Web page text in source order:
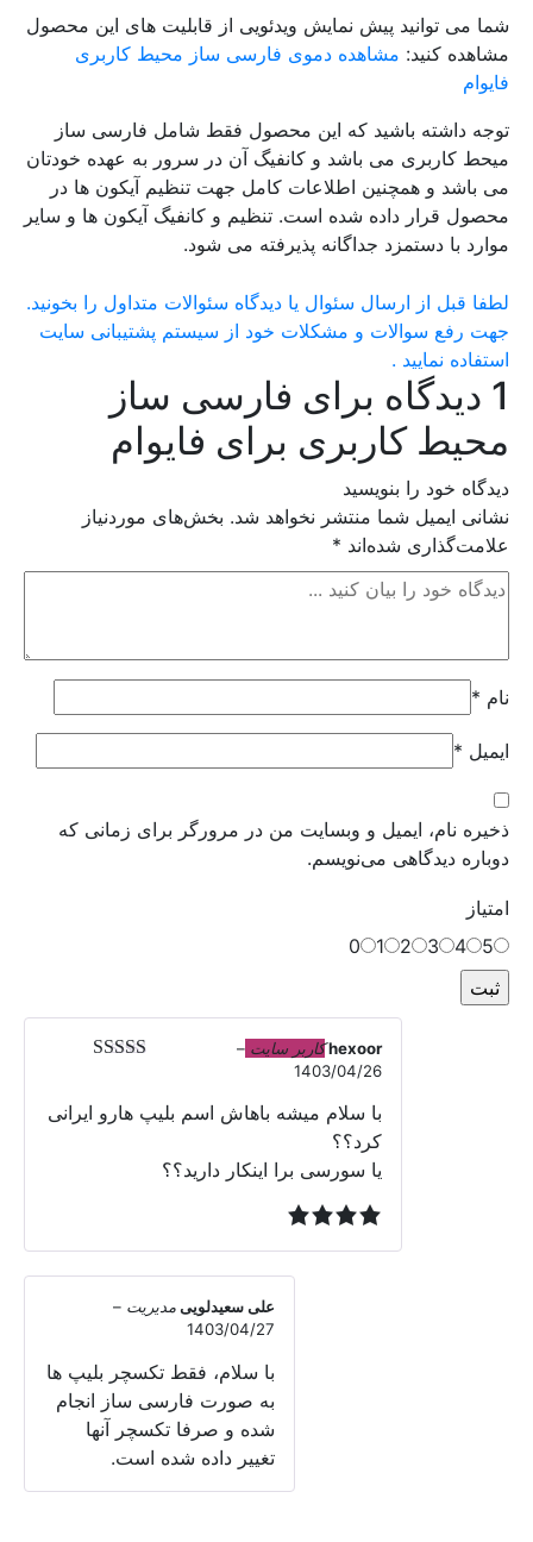
شما می توانید پیش نمایش ویدئویی از قابلیت های این محصول
مشاهده کنید: مشاهده دموی فارسی ساز محیط کاربری
فایوام
توجه داشته باشید که این محصول فقط شامل فارسی ساز
میحط کاربری می باشد و کانفیگ آن در سرور به عهده خودتان
می باشد و همچنین اطلاعات کامل جهت تنظیم آیکون ها در
محصول قرار داده شده است. تنظیم و کانفیگ آیکون ها و سایر
موارد با دستمزد جداگانه پذیرفته می شود.
لطفا قبل از ارسال سئوال یا دیدگاه سئوالات متداول را بخونید.
جهت رفع سوالات و مشکلات خود از سیستم پشتیبانی سایت
استفاده نمایید .
1 دیدگاه برای
فارسی ساز
محیط کاربری برای فایوام
دیدگاه خود را بنویسید
نشانی ایمیل شما منتشر نخواهد شد. بخش‌های موردنیاز
علامت‌گذاری شده‌اند *
نام *
ایمیل *
ذخیره نام، ایمیل و وبسایت من در مرورگر برای زمانی که
دوباره دیدگاهی می‌نویسم.
امتیاز
5
4
3
2
1
0
hexoorکاربر سایت –
1403/04/26
با سلام میشه باهاش اسم بلیپ هارو ایرانی
کرد؟؟
یا سورسی برا اینکار دارید؟؟
علی سعیدلوییمدیریت –
1403/04/27
با سلام، فقط تکسچر بلیپ ها
به صورت فارسی ساز انجام
شده و صرفا تکسچر آنها
تغییر داده شده است.